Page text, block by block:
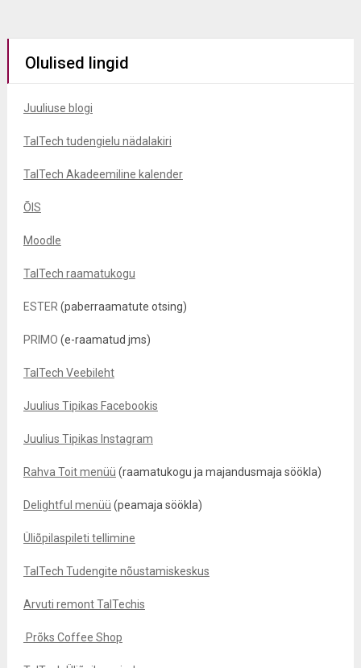
Olulised lingid
Juuliuse blogi
TalTech tudengielu nädalakiri
TalTech Akadeemiline kalender
ÕIS
Moodle
TalTech raamatukogu
ESTER (paberraamatute otsing)
PRIMO (e-raamatud jms)
TalTech Veebileht
Juulius Tipikas Facebookis
Juulius Tipikas Instagram
Rahva Toit menüü (raamatukogu ja majandusmaja söökla)
Delightful menüü (peamaja söökla)
Üliõpilaspileti tellimine
TalTech Tudengite nõustamiskeskus
Arvuti remont TalTechis
Prõks Coffee Shop